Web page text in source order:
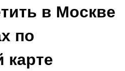
в Москве
по
карте